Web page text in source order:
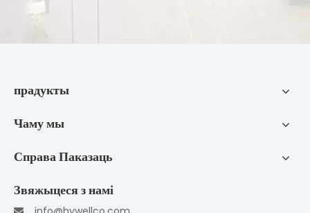
прадукты
Чаму мы
Справа Паказаць
Звяжыцеся з намі
